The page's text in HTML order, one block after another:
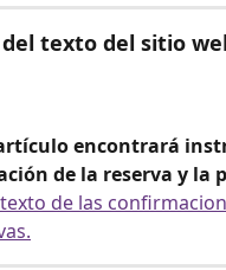
del texto del sitio
encontrará
de la reserva y la
de las